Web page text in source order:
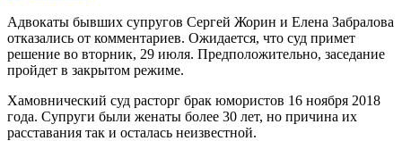
Адвокаты бывших супругов Сергей Жорин и Елена Забралова
отказались от комментариев. Ожидается, что суд примет
решение во вторник, 29 июля. Предположительно, заседание
пройдет в закрытом режиме.
Хамовнический суд расторг брак юмористов 16 ноября 2018
года. Супруги были женаты более 30 лет, но причина их
расставания так и осталась неизвестной.